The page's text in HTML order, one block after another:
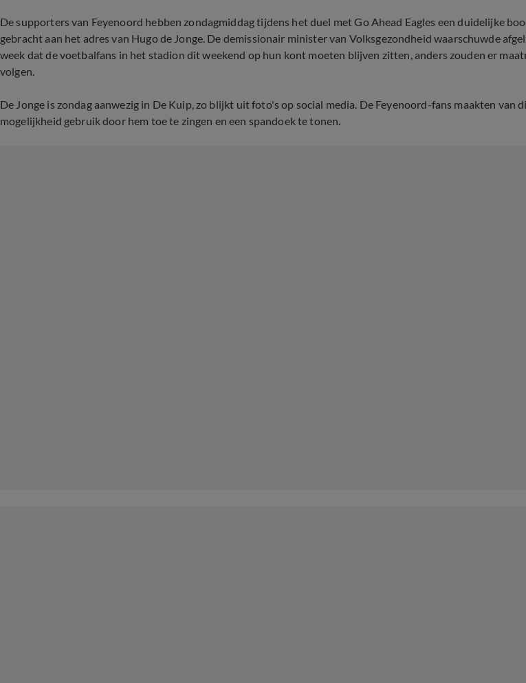
De supporters van Feyenoord hebben zondagmiddag tijdens het duel met Go Ahead Eagles een duidelijke
gebracht aan het adres van Hugo de Jonge. De demissionair minister van Volksgezondheid waarschuwde
week dat de voetbalfans in het stadion dit weekend op hun kont moeten blijven zitten, anders zouden er
volgen.
De Jonge is zondag aanwezig in De Kuip, zo blijkt uit foto's op social media. De Feyenoord-fans maakten van
mogelijkheid gebruik door hem toe te zingen en een spandoek te tonen.